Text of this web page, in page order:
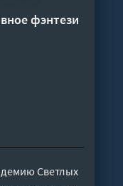
фэнтези
Светлых